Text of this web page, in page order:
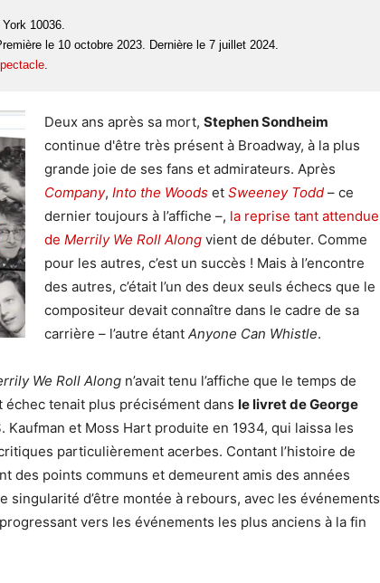
10036.
le 10 octobre 2023. Dernière le 7 juillet 2024.
.
Deux ans après sa mort, Stephen Sondheim
continue d'être très présent à Broadway, à la plus
grande joie de ses fans et admirateurs. Après
Company, Into the Woods et Sweeney Todd – ce
dernier toujours à l’affiche –, la reprise tant attendue
de Merrily We Roll Along vient de débuter. Comme
pour les autres, c’est un succès ! Mais à l’encontre
des autres, c’était l’un des deux seuls échecs que le
compositeur devait connaître dans le cadre de sa
carrière – l’autre étant Anyone Can Whistle.
We Roll Along n’avait tenu l’affiche que le temps de
tenait plus précisément dans le livret de George
Kaufman et Moss Hart produite en 1934, qui laissa les
particulièrement acerbes. Contant l’histoire de
des points communs et demeurent amis des années
d’être montée à rebours, avec les événements
vers les événements les plus anciens à la fin